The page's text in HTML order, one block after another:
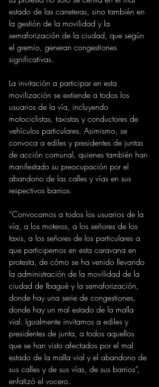
estado de las carreteras, sino también en
la gestión de la movilidad y la
semaforización de la ciudad, que según
el gremio, generan congestiones
significativas.
La invitación a participar en esta
movilización se extiende a todos los
usuarios de la vía, incluyendo
motociclistas, taxistas y conductores de
vehículos particulares. Asimismo, se
convoca a ediles y presidentes de juntas
de acción comunal, quienes también han
manifestado su preocupación por el
abandono de las calles y vías en sus
respectivos barrios.
“Convocamos a todos los usuarios de la
vía, a los moteros, a los señores de los
taxis, a los señores de los particulares a
que participemos en esta caravana en
protesta, de cómo se ha venido llevando
la administración de la movilidad de la
ciudad de Ibagué y la semaforización,
donde hay una serie de congestiones,
donde hay un mal estado de la malla
vial. Igualmente invitamos a ediles y
presidentes de junta, a todos aquellos
que se han visto afectados por el mal
estado de la malla vial y el abandono de
sus calles y de sus vías, de sus barrios”,
enfatizó el vocero.